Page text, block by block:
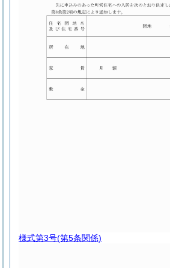
様式第3号(第5条関係)